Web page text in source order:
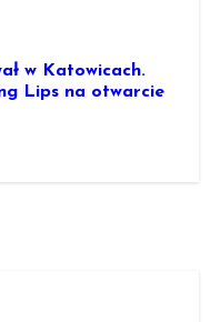
w Katowicach.
Lips na otwarcie